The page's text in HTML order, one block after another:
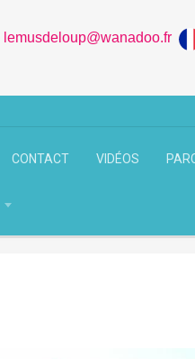
lemusdeloup@wanadoo.fr
CONTACT VIDÉOS